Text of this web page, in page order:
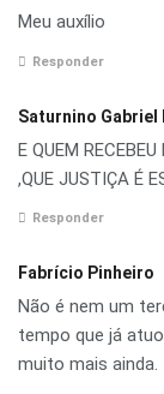
Meu auxílio
Responder
Saturnino Gabriel
E QUEM
,QUE JUSTIÇA É
Responder
Fabrício Pinheiro
Não é nem um
tempo que já
muito mais ainda.